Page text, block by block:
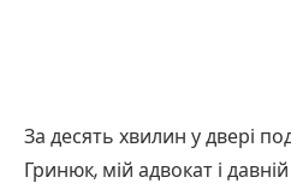
За десять хвилин у двері
Гринюк, мій адвокат і